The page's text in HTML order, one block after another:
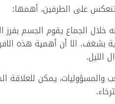
تنعكس على الطرفين، أهمها:
خلال الجماع يقوم الجسم بفرز
بشغف. الا أن أهمية هذه
الليل.
والمسؤوليات، يمكن